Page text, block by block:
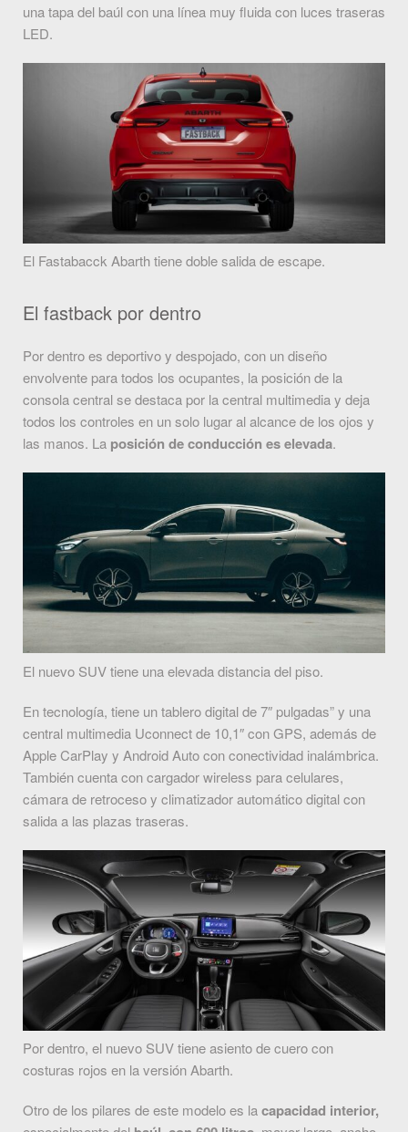
una tapa del baúl con una línea muy fluida con luces traseras
LED.
El Fastabacck Abarth tiene doble salida de escape.
El fastback por dentro
Por dentro es deportivo y despojado, con un diseño
envolvente para todos los ocupantes, la posición de la
consola central se destaca por la central multimedia y deja
todos los controles en un solo lugar al alcance de los ojos y
las manos. La posición de conducción es elevada.
El nuevo SUV tiene una elevada distancia del piso.
En tecnología, tiene un tablero digital de 7″ pulgadas” y una
central multimedia Uconnect de 10,1″ con GPS, además de
Apple CarPlay y Android Auto con conectividad inalámbrica.
También cuenta con cargador wireless para celulares,
cámara de retroceso y climatizador automático digital con
salida a las plazas traseras.
Por dentro, el nuevo SUV tiene asiento de cuero con
costuras rojos en la versión Abarth.
Otro de los pilares de este modelo es lacapacidad interior,